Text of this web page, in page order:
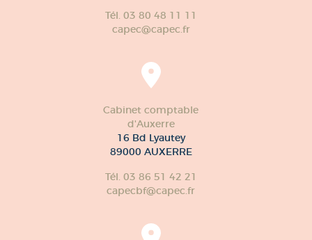
Tél. 03 80 48 11 11
capec@capec.fr
Cabinet comptable
d'Auxerre
16 Bd Lyautey
89000 AUXERRE
Tél. 03 86 51 42 21
capecbf@capec.fr